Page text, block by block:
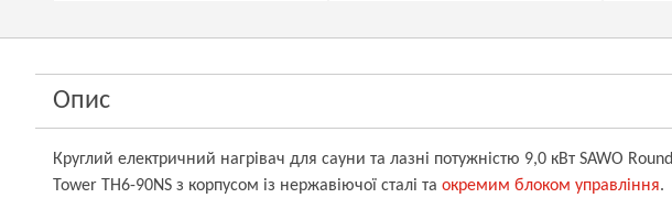
Опис
Круглий електричний нагрівач для сауни та лазні потужністю 9,0 кВт SAWO Round
Tower TH6-90NS з корпусом із нержавіючої сталі та окремим блоком управління.